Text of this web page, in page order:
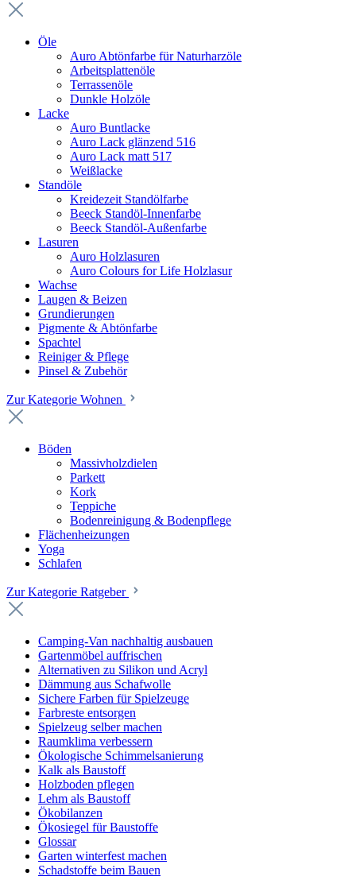
Öle
Auro Abtönfarbe für Naturharzöle
Arbeitsplattenöle
Terrassenöle
Dunkle Holzöle
Lacke
Auro Buntlacke
Auro Lack glänzend 516
Auro Lack matt 517
Weißlacke
Standöle
Kreidezeit Standölfarbe
Beeck Standöl-Innenfarbe
Beeck Standöl-Außenfarbe
Lasuren
Auro Holzlasuren
Auro Colours for Life Holzlasur
Wachse
Laugen & Beizen
Grundierungen
Pigmente & Abtönfarbe
Spachtel
Reiniger & Pflege
Pinsel & Zubehör
Zur Kategorie Wohnen
Böden
Massivholzdielen
Parkett
Kork
Teppiche
Bodenreinigung & Bodenpflege
Flächenheizungen
Yoga
Schlafen
Zur Kategorie Ratgeber
Camping-Van nachhaltig ausbauen
Gartenmöbel auffrischen
Alternativen zu Silikon und Acryl
Dämmung aus Schafwolle
Sichere Farben für Spielzeuge
Farbreste entsorgen
Spielzeug selber machen
Raumklima verbessern
Ökologische Schimmelsanierung
Kalk als Baustoff
Holzboden pflegen
Lehm als Baustoff
Ökobilanzen
Ökosiegel für Baustoffe
Glossar
Garten winterfest machen
Schadstoffe beim Bauen